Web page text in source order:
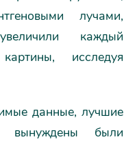
лучами,
каждый
исследуя
данные, лучшие
вынуждены были